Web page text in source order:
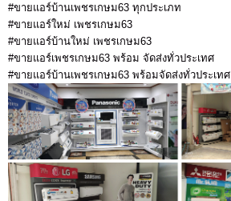
#ขายแอร์บ้านเพชรเกษม63 ทุกประเภท
#ขายแอร์ใหม่ เพชรเกษม63
#ขายแอร์บ้านใหม่ เพชรเกษม63
#ขายแอร์เพชรเกษม63 พร้อม จัดส่งทั่วประเทศ
#ขายแอร์บ้านเพชรเกษม63 พร้อมจัดส่งทั่วประเทศ